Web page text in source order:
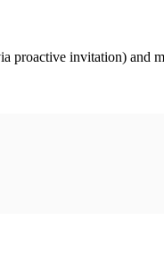
proactive invitation) and